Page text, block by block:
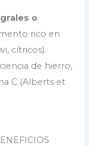
o
rico en
cítricos).
de hierro,
C (Alberts et